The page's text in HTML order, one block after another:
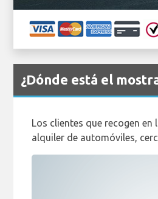
¿Dónde está el
Los clientes que recogen
alquiler de automóviles,